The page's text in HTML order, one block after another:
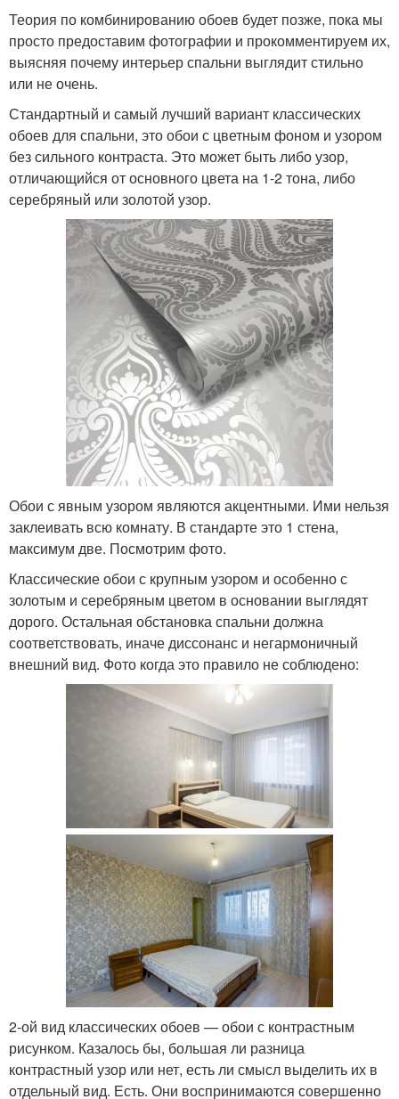
Теория по комбинированию обоев будет позже, пока мы
просто предоставим фотографии и прокомментируем их,
выясняя почему интерьер спальни выглядит стильно
или не очень.
Стандартный и самый лучший вариант классических
обоев для спальни, это обои с цветным фоном и узором
без сильного контраста. Это может быть либо узор,
отличающийся от основного цвета на 1-2 тона, либо
серебряный или золотой узор.
Обои с явным узором являются акцентными. Ими нельзя
заклеивать всю комнату. В стандарте это 1 стена,
максимум две. Посмотрим фото.
Классические обои с крупным узором и особенно с
золотым и серебряным цветом в основании выглядят
дорого. Остальная обстановка спальни должна
соответствовать, иначе диссонанс и негармоничный
внешний вид. Фото когда это правило не соблюдено:
2-ой вид классических обоев — обои с контрастным
рисунком. Казалось бы, большая ли разница
контрастный узор или нет, есть ли смысл выделить их в
отдельный вид. Есть. Они воспринимаются совершенно